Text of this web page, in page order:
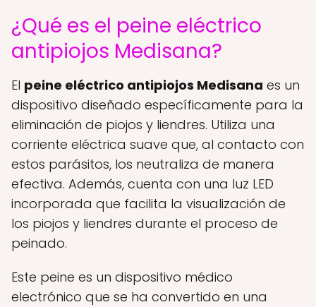
¿Qué es el peine eléctrico
antipiojos Medisana?
El peine eléctrico antipiojos Medisana es un
dispositivo diseñado específicamente para la
eliminación de piojos y liendres. Utiliza una
corriente eléctrica suave que, al contacto con
estos parásitos, los neutraliza de manera
efectiva. Además, cuenta con una luz LED
incorporada que facilita la visualización de
los piojos y liendres durante el proceso de
peinado.
Este peine es un dispositivo médico
electrónico que se ha convertido en una